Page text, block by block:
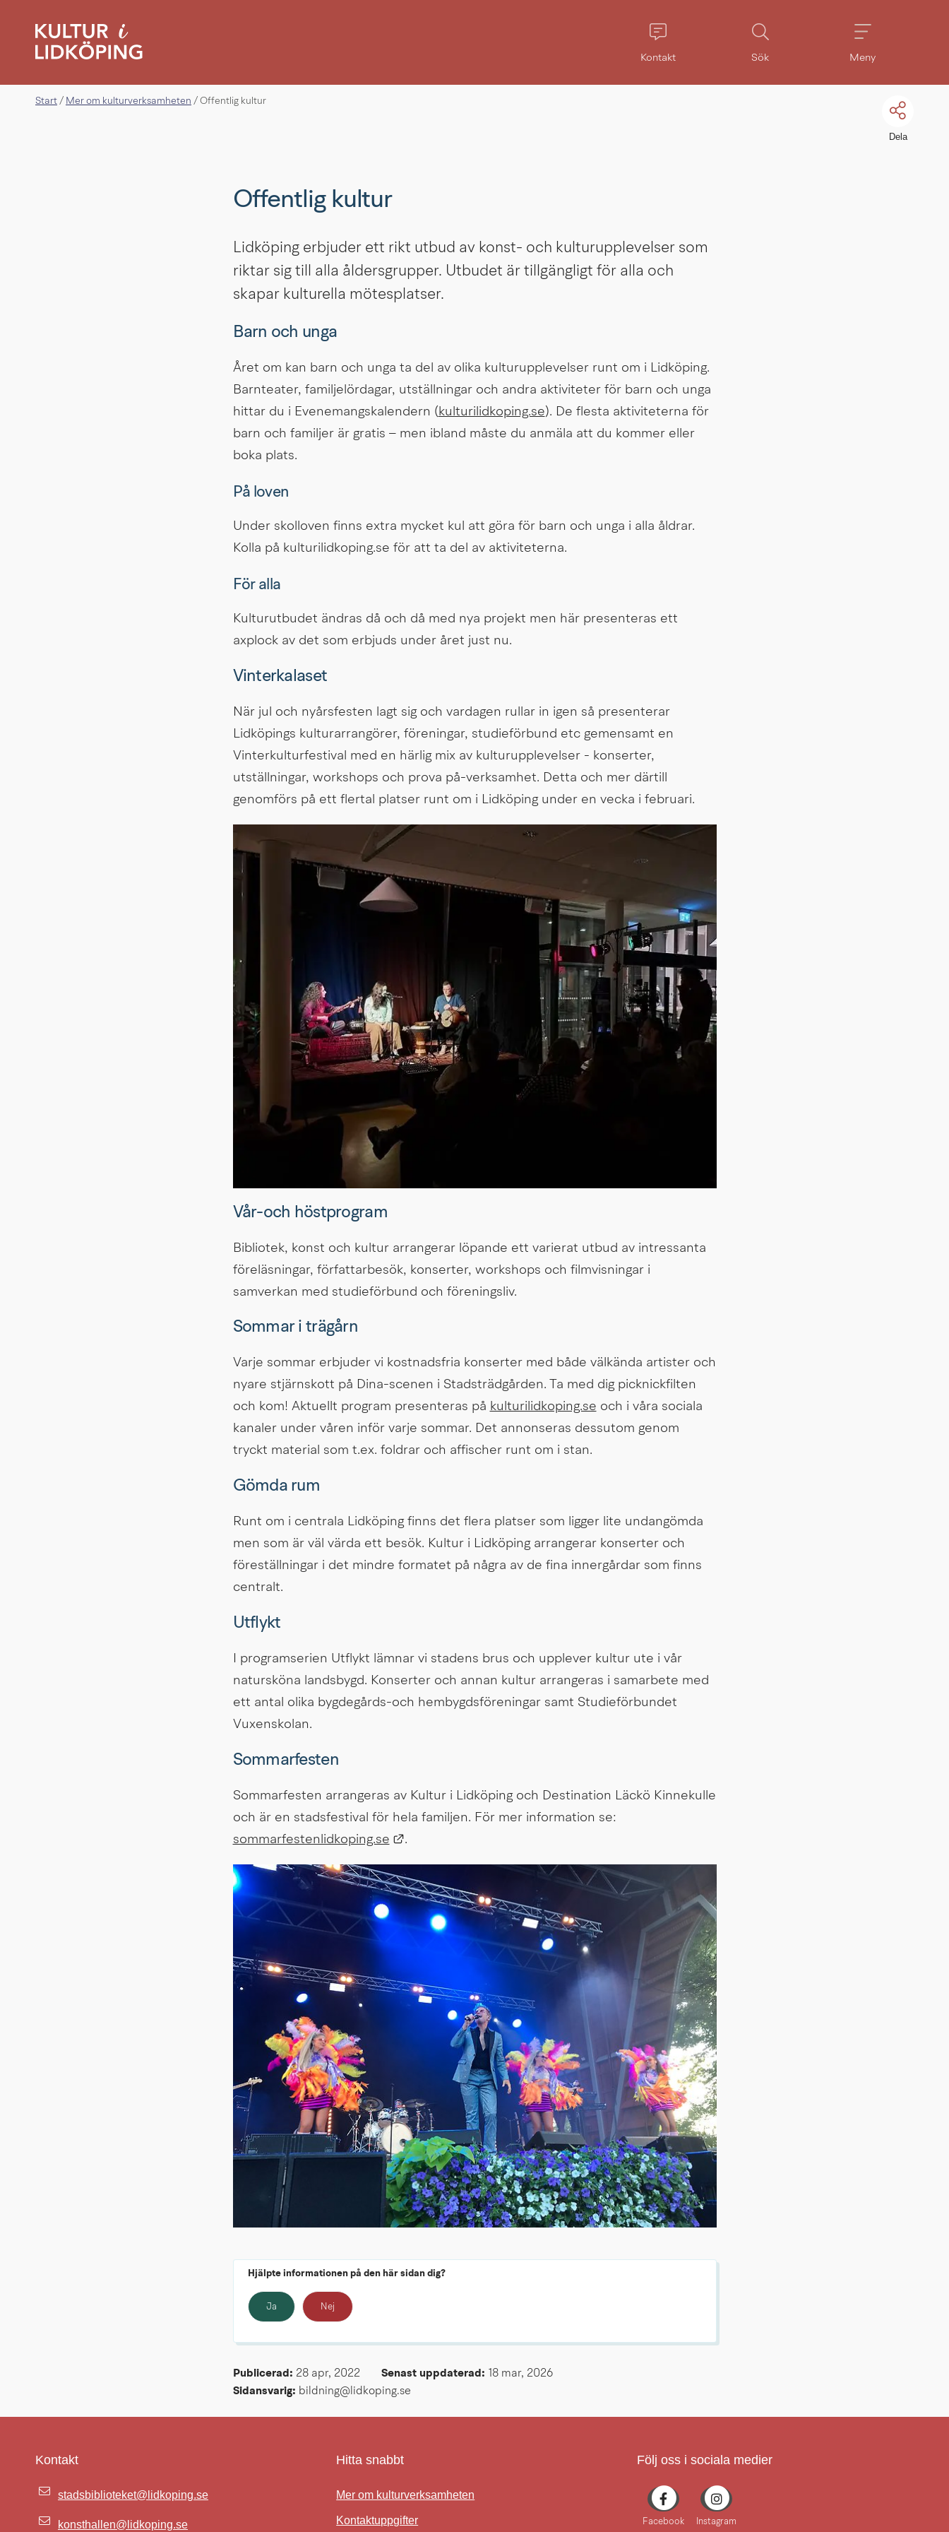
Kontakt Sök Meny
Start / Mer om kulturverksamheten / Offentlig kultur
Dela
Offentlig kultur
Lidköping erbjuder ett rikt utbud av konst- och kulturupplevelser som
riktar sig till alla åldersgrupper. Utbudet är tillgängligt för alla och
skapar kulturella mötesplatser.
Barn och unga
Året om kan barn och unga ta del av olika kulturupplevelser runt om i Lidköping.
Barnteater, familjelördagar, utställningar och andra aktiviteter för barn och unga
hittar du i Evenemangskalendern (kulturilidkoping.se). De flesta aktiviteterna för
barn och familjer är gratis – men ibland måste du anmäla att du kommer eller
boka plats.
På loven
Under skolloven finns extra mycket kul att göra för barn och unga i alla åldrar.
Kolla på kulturilidkoping.se för att ta del av aktiviteterna.
För alla
Kulturutbudet ändras då och då med nya projekt men här presenteras ett
axplock av det som erbjuds under året just nu.
Vinterkalaset
När jul och nyårsfesten lagt sig och vardagen rullar in igen så presenterar
Lidköpings kulturarrangörer, föreningar, studieförbund etc gemensamt en
Vinterkulturfestival med en härlig mix av kulturupplevelser - konserter,
utställningar, workshops och prova på-verksamhet. Detta och mer därtill
genomförs på ett flertal platser runt om i Lidköping under en vecka i februari.
Vår-och höstprogram
Bibliotek, konst och kultur arrangerar löpande ett varierat utbud av intressanta
föreläsningar, författarbesök, konserter, workshops och filmvisningar i
samverkan med studieförbund och föreningsliv.
Sommar i trägårn
Varje sommar erbjuder vi kostnadsfria konserter med både välkända artister och
nyare stjärnskott på Dina-scenen i Stadsträdgården. Ta med dig picknickfilten
och kom! Aktuellt program presenteras på kulturilidkoping.se och i våra sociala
kanaler under våren inför varje sommar. Det annonseras dessutom genom
tryckt material som t.ex. foldrar och affischer runt om i stan.
Gömda rum
Runt om i centrala Lidköping finns det flera platser som ligger lite undangömda
men som är väl värda ett besök. Kultur i Lidköping arrangerar konserter och
föreställningar i det mindre formatet på några av de fina innergårdar som finns
centralt.
Utflykt
I programserien Utflykt lämnar vi stadens brus och upplever kultur ute i vår
natursköna landsbygd. Konserter och annan kultur arrangeras i samarbete med
ett antal olika bygdegårds-och hembygdsföreningar samt Studieförbundet
Vuxenskolan.
Sommarfesten
Sommarfesten arrangeras av Kultur i Lidköping och Destination Läckö Kinnekulle
sommarfestenlidkoping.se
Länk till annan webbplats.
.
Hjälpte informationen på den här sidan dig?
Ja Nej
Publicerad: 28 apr, 2022 Senast uppdaterad:
18 mar, 2026
Sidansvarig: bildning@lidkoping.se
Kontakt
stadsbiblioteket@lidkoping.se
konsthallen@lidkoping.se
Hitta snabbt
Mer om kulturverksamheten
Kontaktuppgifter
Följ oss i sociala medier
Facebook Instagram